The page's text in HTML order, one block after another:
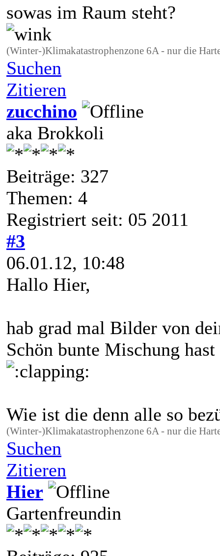
sowas im Raum steht?
(Winter-)Klimakatastrophenzone 6A - nur die
Suchen
Zitieren
zucchino
aka Brokkoli
Beiträge: 327
Themen: 4
Registriert seit: 05 2011
#3
06.01.12, 10:48
Hallo Hier,
hab grad mal Bilder von
Schön bunte Mischung
Wie ist die denn alle so
(Winter-)Klimakatastrophenzone 6A - nur die
Suchen
Zitieren
Hier
Gartenfreundin